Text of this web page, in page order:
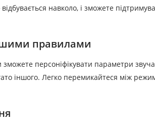
навколо, і зможете
правилами
зможете персоніфікувати параметри
іншого. Легко перемикайтеся між